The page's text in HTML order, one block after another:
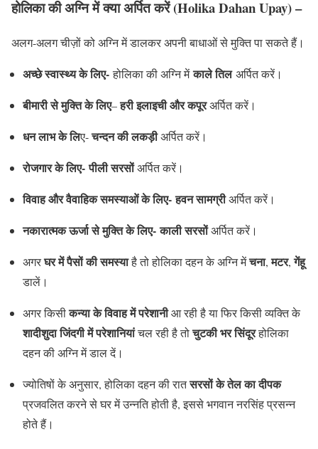
होलिका की अग्नि में क्या अर्पित करें (Holika Dahan Upay)–
अलग-अलग चीज़ों को अग्नि में डालकर अपनी बाधाओं से मुक्ति पा सकते हैं।
अच्छे स्वास्थ्य के लिए-होलिका की अग्नि में काले तिलअर्पित करें।
बीमारी से मुक्ति के लिए–हरी इलाइची और कपूरअर्पित करें।
धन लाभ के लिए-चन्दन की लकड़ीअर्पित करें।
रोजगार के लिए- पीली सरसोंअर्पित करें।
विवाह और वैवाहिक समस्याओं के लिए- हवन सामग्रीअर्पित करें।
नकारात्मक ऊर्जा से मुक्ति के लिए- काली सरसोंअर्पित करें।
अगरघर में पैसों की समस्याहै तो होलिका दहन के अग्नि मेंचना,मटर,गेंहू
डालें।
अगर किसीकन्या के विवाह में परेशानीआ रही है या फिर किसी व्यक्ति के
शादीशुदा जिंदगी में परेशानियांचल रही है तोचुटकी भर सिंदूरहोलिका
दहन की अग्नि में डाल दें।
ज्योतिषों के अनुसार, होलिका दहन की रातसरसों के तेल का दीपक
प्रजवलित करने से घर में उन्नति होती है, इससे भगवान नरसिंह प्रसन्न
होते हैं।